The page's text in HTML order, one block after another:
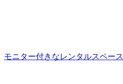
モニター付きなレンタルスペース